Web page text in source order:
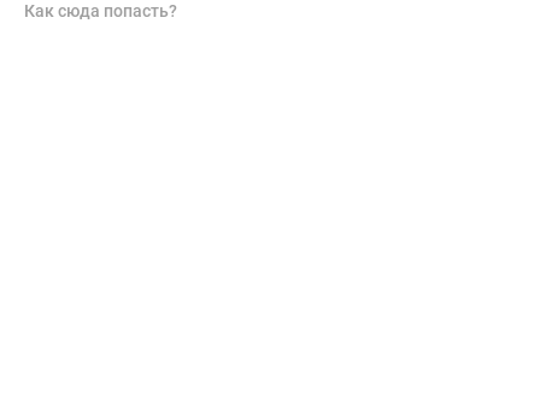
Как сюда попасть?